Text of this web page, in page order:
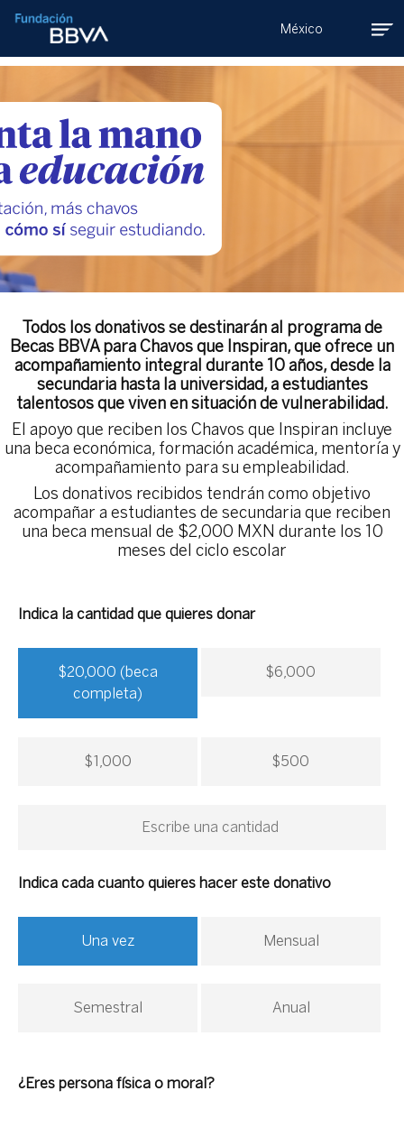
México
Todos los donativos se destinarán al programa de
Becas BBVA para Chavos que Inspiran, que ofrece un
acompañamiento integral durante 10 años, desde la
secundaria hasta la universidad, a estudiantes
talentosos que viven en situación de vulnerabilidad.
El apoyo que reciben los Chavos que Inspiran incluye
una beca económica, formación académica, mentoría y
acompañamiento para su empleabilidad.
Los donativos recibidos tendrán como objetivo
acompañar a estudiantes de secundaria que reciben
una beca mensual de $2,000 MXN durante los 10
meses del ciclo escolar
Indica la cantidad que quieres donar
$20,000 (beca
completa)
$6,000
$1,000 $500
Indica cada cuanto quieres hacer este donativo
Una vez Mensual
Semestral Anual
¿Eres persona física o moral?